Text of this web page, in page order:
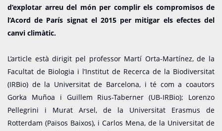
d’explotar arreu del món per complir els compromisos de
l’Acord de París signat el 2015 per mitigar els efectes del
canvi climàtic.
L’article està dirigit pel professor Martí Orta-Martínez, de la
Facultat de Biologia i l’Institut de Recerca de la Biodiversitat
(IRBio) de la Universitat de Barcelona, i té com a coautors
Gorka Muñoa i Guillem Rius-Taberner (UB-IRBio); Lorenzo
Pellegrini i Murat Arsel, de la Universitat Erasmus de
Rotterdam (Països Baixos), i Carlos Mena, de la Universitat de